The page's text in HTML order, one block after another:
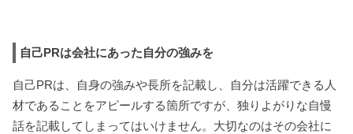
自己PRは会社にあった自分の強みを
自己PRは、自身の強みや長所を記載し、自分は活躍できる人
材であることをアピールする箇所ですが、独りよがりな自慢
話を記載してしまってはいけません。大切なのはその会社に